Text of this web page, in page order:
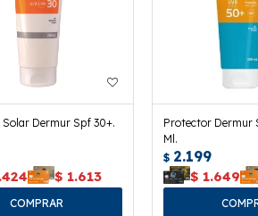
Dermur Spf 30+.
$ 1.613
Protector Dermur
Ml.
$ 2.199
$ 1.649